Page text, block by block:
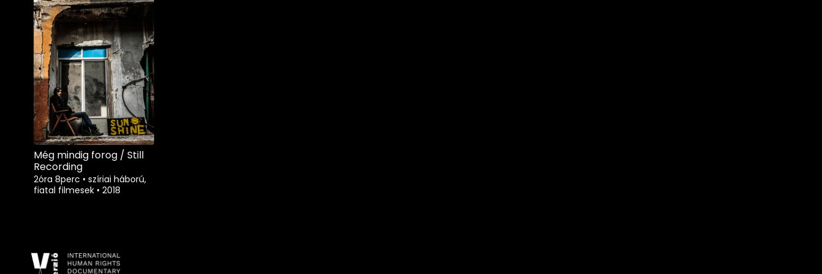
Még mindig forog / Still
Recording
2óra 8perc • szíriai háború,
fiatal filmesek • 2018